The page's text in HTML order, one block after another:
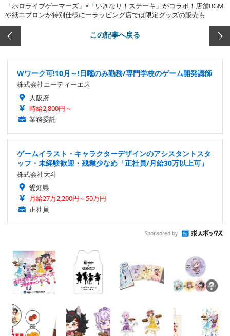
「ホロライブゲーマーズ」×「いきなり！ステーキ」がコラボ！店舗BGM
や紙エプロンが特別仕様にーラッピング店では限定グッズの販売も
この記事へ戻る
Wワーク可!10月～!日曜のみ勤務/専門学校のゲーム開発講師
株式会社エーティーエス
大阪府
時給2,800円～
業務委託
ゲームイラスト・キャラクターデザインのアシスタントスタ
ッフ・未経験歓迎・残業少なめ「正社員/月給30万以上可」
株式会社大斗
愛知県
月給27万2,200円～50万円
正社員
Sponsored by